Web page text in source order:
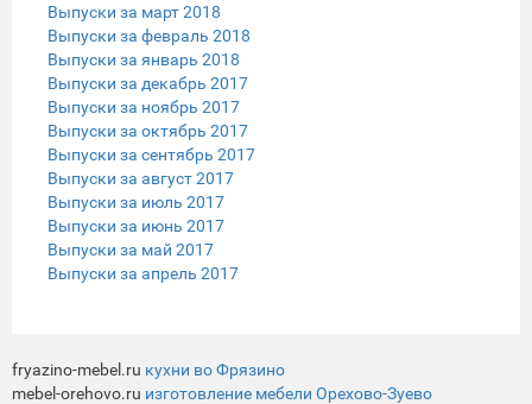
Выпуски за март 2018
Выпуски за февраль 2018
Выпуски за январь 2018
Выпуски за декабрь 2017
Выпуски за ноябрь 2017
Выпуски за октябрь 2017
Выпуски за сентябрь 2017
Выпуски за август 2017
Выпуски за июль 2017
Выпуски за июнь 2017
Выпуски за май 2017
Выпуски за апрель 2017
fryazino-mebel.ru кухни во Фрязино
mebel-orehovo.ru изготовление мебели Орехово-Зуево